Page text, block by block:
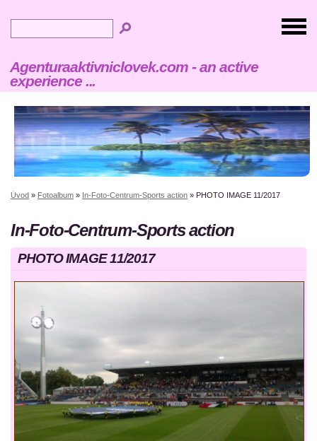
Agenturaaktivniclovek.com - an active
experience ...
Úvod » Fotoalbum » In-Foto-Centrum-Sports action » PHOTO IMAGE 11/2017
In-Foto-Centrum-Sports action
PHOTO IMAGE 11/2017